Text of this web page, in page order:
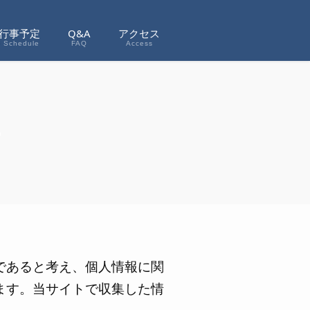
事予定
Schedule
Q&A
FAQ
アクセス
Access
ると考え、個人情報に関
。当サイトで収集した情